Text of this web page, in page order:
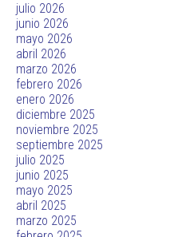
julio 2026
junio 2026
mayo 2026
abril 2026
marzo 2026
febrero 2026
enero 2026
diciembre 2025
noviembre 2025
septiembre 2025
julio 2025
junio 2025
mayo 2025
abril 2025
marzo 2025